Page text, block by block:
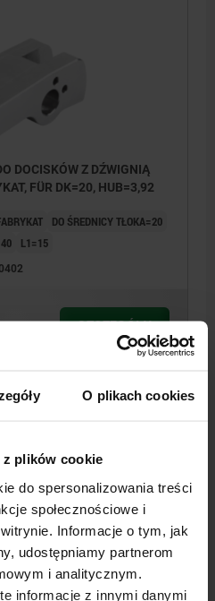
O plikach cookies
plików cookie
do spersonalizowania treści
społecznościowe i
Informacje o tym, jak
udostępniamy partnerom
i analitycznym.
informacje z innymi danymi
FÜR DK=20, HUB=3,92
DO ŚREDNICY TŁOKA=20
L1=15
SZCZEGÓŁY
FÜR DK=25, HUB=2,1
DO ŚREDNICY TŁOKA=25